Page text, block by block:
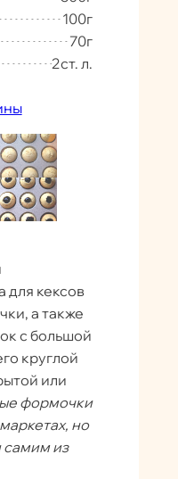
100г
70г
2ст. л.
для кексов
а также
с большой
круглой
или
формочки
но
самим из